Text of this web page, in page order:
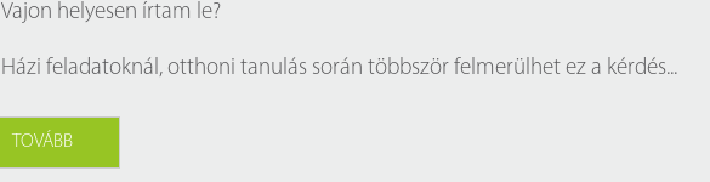
Vajon helyesen írtam le?
Házi feladatoknál, otthoni tanulás során többször felmerülhet ez a kérdés...
TOVÁBB